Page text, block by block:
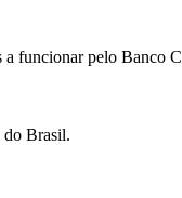
a funcionar pelo Banco
do Brasil.